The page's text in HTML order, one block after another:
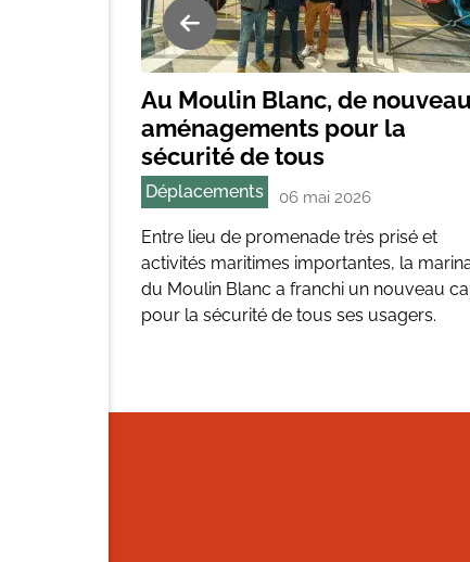
Au Moulin Blanc, de
aménagements pour la
sécurité de tous
Déplacements 06 mai 2026
Entre lieu de promenade très prisé et
activités maritimes importantes, la
du Moulin Blanc a franchi un nouveau
pour la sécurité de tous ses usagers.